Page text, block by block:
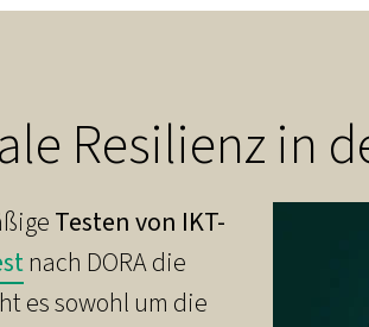
Resilienz in
Testen von IKT-
nach DORA die
es sowohl um die